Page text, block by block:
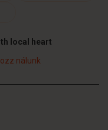
local heart
nálunk